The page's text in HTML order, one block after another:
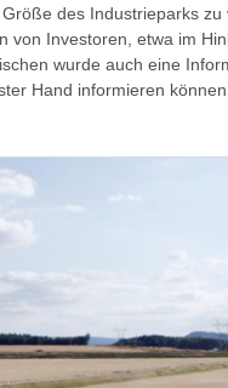
des Industrieparks
von Investoren, etwa im
wurde auch eine
Hand informieren